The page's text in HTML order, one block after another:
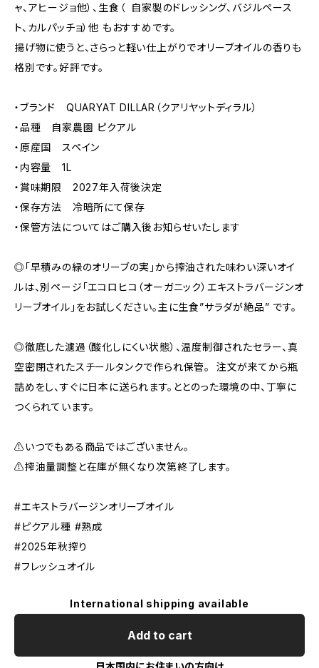
ャ、アヒージョ他）、生食（ 自家製のドレッシング、バジルペース
ト、カルパッチョ）他 もおすすめです。
揚げ物に使うと、さらっと軽い仕上がりでオリーブオイルの香りも
格別です。好評です。
・ブランド QUARYAT DILLAR（クアリヤットディラル）
・品種 自家農園 ピクアル
・原産国 スペイン
・内容量 1L
・賞味期限 2027年入荷後決定
・保存方法 冷暗所にて保存
・保管方法についてはご購入後お知らせいたします
◎「早積みの緑のオリーブの実」から搾油された味わい深いオイ
ルは、別ページ「エコロヒコ（オーガニック）エキストラバージンオ
リーブオイル」をお試しください。主に生食”サラダが絶品” です。
◎徹底した濾過（酸化しにくい状態）、温度制御されたセラー、真
空密閉されたスチールタンクで作られ保管。 注文が来てから瓶
詰めをし、すぐに日本に送られます。ととのった環境の中、丁寧に
つくられています。
⚠︎いつでもある商品ではございません。
⚠︎搾油量調整と在庫が無くなり次第終了します。
#エキストラバージンオリーブオイル
#ピクアル種 #熟成
#2025年秋搾り
#フレッシュオイル
International shipping available
Add to cart